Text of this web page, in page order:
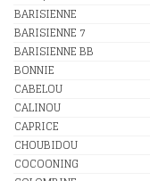
BARISIENNE
BARISIENNE 7
BARISIENNE BB
BONNIE
CABELOU
CALINOU
CAPRICE
CHOUBIDOU
COCOONING